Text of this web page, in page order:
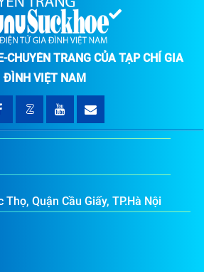
CHUYÊN TRANG CỦA TẠP CHÍ GIA
ĐÌNH VIỆT NAM
Quận Cầu Giấy, TP.Hà Nội